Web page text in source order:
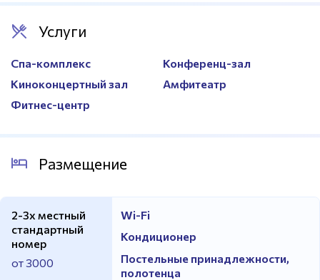
Услуги
Спа-комплекс
Конференц-зал
Киноконцертный зал
Амфитеатр
Фитнес-центр
Размещение
2-3х местный
стандартный
номер
от 3000
Wi-Fi
Кондиционер
Постельные принадлежности,
полотенца